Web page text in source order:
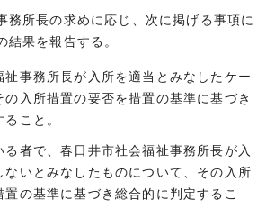
務所長の求めに応じ、次に掲げる事項に
結果を報告する。
祉事務所長が入所を適当とみなしたケー
の入所措置の要否を措置の基準に基づき
こと。
る者で、春日井市社会福祉事務所長が入
ないとみなしたものについて、その入所
置の基準に基づき総合的に判定するこ